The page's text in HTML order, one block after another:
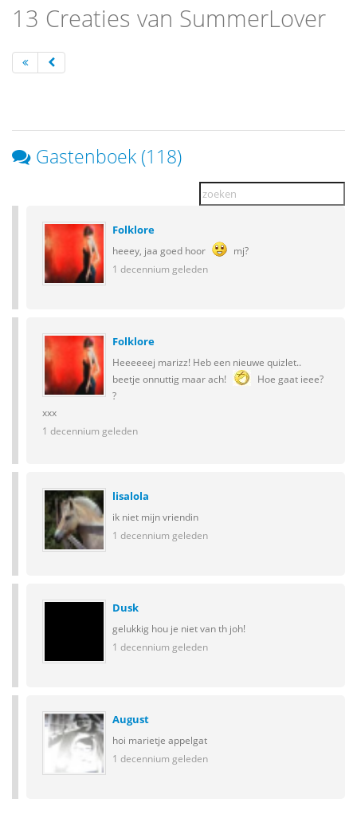
13 Creaties van SummerLover
Gastenboek (118)
Folklore
heeey, jaa goed hoor
mj?
1 decennium geleden
Folklore
Heeeeeej marizz! Heb een nieuwe quizlet..
beetje onnuttig maar ach!
Hoe gaat ieee?
?
xxx
1 decennium geleden
lisalola
ik niet mijn vriendin
1 decennium geleden
Dusk
gelukkig hou je niet van th joh!
1 decennium geleden
August
hoi marietje appelgat
1 decennium geleden